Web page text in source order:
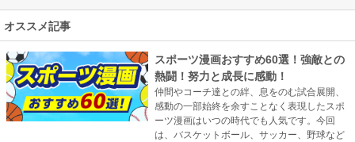
オススメ記事
スポーツ漫画おすすめ60選！強敵との
熱闘！努力と成長に感動！
仲間やコーチ達との絆、息をのむ試合展開、
感動の一部始終を余すことなく表現したスポ
ーツ漫画はいつの時代でも人気です。今回
は、バスケットボール、サッカー、野球など